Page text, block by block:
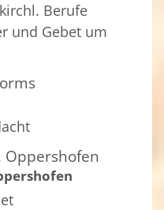
Berufe
und Gebet um
Oppershofen